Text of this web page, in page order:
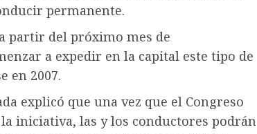
permanente.
partir del próximo mes de
a expedir en la capital este tipo de
en 2007.
explicó que una vez que el Congreso
iniciativa, las y los conductores podrán